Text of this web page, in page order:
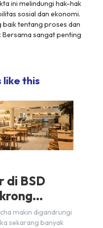
ini melindungi hak-hak
sosial dan ekonomi.
baik tentang proses dan
Bersama sangat penting
like this
di BSD
makin digandrungi
sekarang banyak